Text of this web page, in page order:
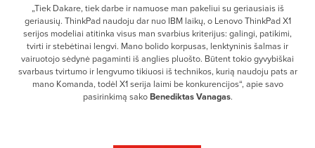
„Tiek Dakare, tiek darbe ir namuose man pakeliui su geriausiais iš
geriausių. ThinkPad naudoju dar nuo IBM laikų, o Lenovo ThinkPad X1
serijos modeliai atitinka visus man svarbius kriterijus: galingi, patikimi,
tvirti ir stebėtinai lengvi. Mano bolido korpusas, lenktyninis šalmas ir
vairuotojo sėdynė pagaminti iš anglies pluošto. Būtent tokio gyvybiškai
svarbaus tvirtumo ir lengvumo tikiuosi iš technikos, kurią naudoju pats ar
mano Komanda, todėl X1 serija laimi be konkurencijos“, apie savo
pasirinkimą sakoBenediktas Vanagas.